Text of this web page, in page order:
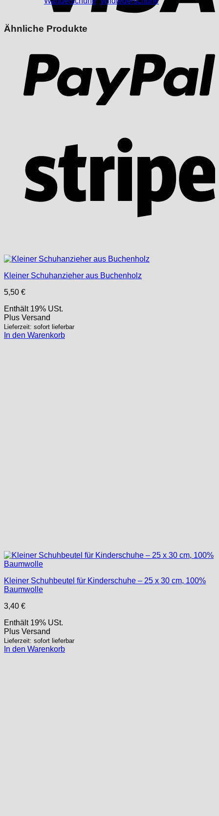
Ähnliche Produkte
Kleiner Schuhanzieher aus Buchenholz
5,50 €
Enthält 19% USt.
Plus Versand
Lieferzeit: sofort lieferbar
In den Warenkorb
Kleiner Schuhbeutel für Kinderschuhe – 25 x 30 cm, 100%
Baumwolle
3,40 €
Enthält 19% USt.
Plus Versand
Lieferzeit: sofort lieferbar
In den Warenkorb